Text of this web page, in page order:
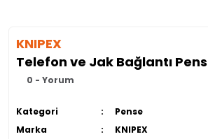
KNIPEX
Telefon ve Jak Bağlantı
0 - Yorum
Kategori
Pense
Marka
KNIPEX